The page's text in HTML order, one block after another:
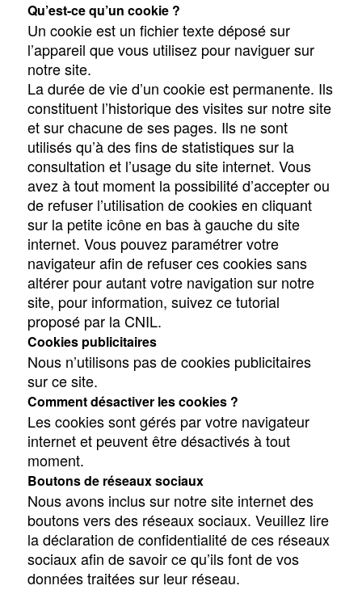
Qu’est-ce qu’un cookie ?
Un cookie est un fichier texte déposé sur
l’appareil que vous utilisez pour naviguer sur
notre site.
La durée de vie d’un cookie est permanente. Ils
constituent l’historique des visites sur notre site
et sur chacune de ses pages. Ils ne sont
utilisés qu’à des fins de statistiques sur la
consultation et l’usage du site internet. Vous
avez à tout moment la possibilité d’accepter ou
de refuser l’utilisation de cookies en cliquant
sur la petite icône en bas à gauche du site
internet. Vous pouvez paramétrer votre
navigateur afin de refuser ces cookies sans
altérer pour autant votre navigation sur notre
site, pour information, suivez ce tutorial
proposé par la CNIL.
Cookies publicitaires
Nous n’utilisons pas de cookies publicitaires
sur ce site.
Comment désactiver les cookies ?
Les cookies sont gérés par votre navigateur
internet et peuvent être désactivés à tout
moment.
Boutons de réseaux sociaux
Nous avons inclus sur notre site internet des
boutons vers des réseaux sociaux. Veuillez lire
la déclaration de confidentialité de ces réseaux
sociaux afin de savoir ce qu’ils font de vos
données traitées sur leur réseau.